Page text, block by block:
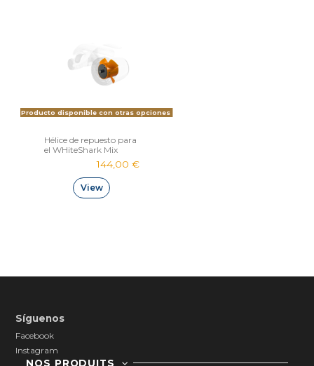
Producto disponible con otras opciones
Hélice de repuesto para
el WHiteShark Mix
144,00 €
View
Síguenos
Facebook
Instagram
NOS PRODUITS